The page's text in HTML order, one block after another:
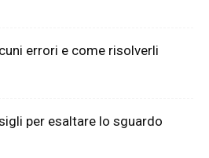
errori e come risolverli
per esaltare lo sguardo